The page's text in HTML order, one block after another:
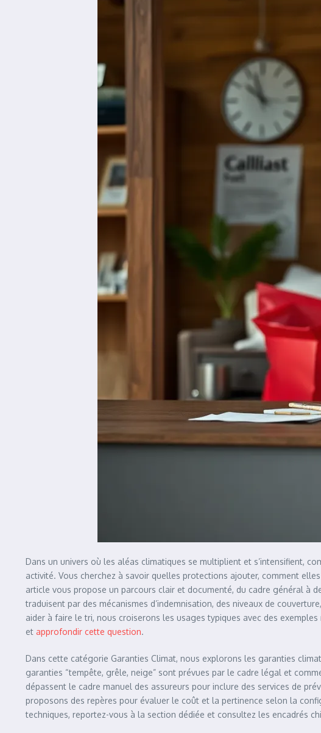
Dans un univers où les aléas climatiques se multiplient et s’intensifient,
activité. Vous cherchez à savoir quelles protections ajouter, comment
article vous propose un parcours clair et documenté, du cadre général à
traduisent par des mécanismes d’indemnisation, des niveaux de
aider à faire le tri, nous croiserons les usages typiques avec des
et approfondir cette question.
Dans cette catégorie Garanties Climat, nous explorons les garanties
garanties “tempête, grêle, neige” sont prévues par le cadre légal et
dépassent le cadre manuel des assureurs pour inclure des services de
proposons des repères pour évaluer le coût et la pertinence selon la
techniques, reportez-vous à la section dédiée et consultez les encadrés